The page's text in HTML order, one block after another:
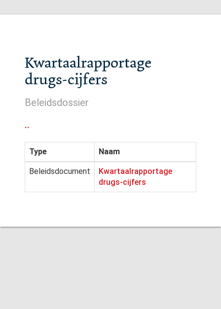
Kwartaalrapportage
drugs-cijfers
Beleidsdossier
..
Type Naam
Beleidsdocument
Kwartaalrapportage
drugs-cijfers